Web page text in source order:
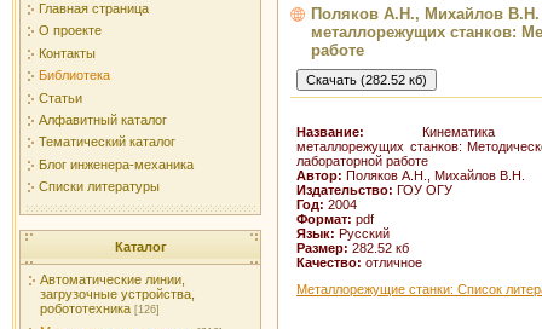
Главная страница
О проекте
Контакты
Библиотека
Статьи
Алфавитный каталог
Тематический каталог
Блог инженера-механика
Списки литературы
Каталог
Автоматические линии,
загрузочные устройства,
робототехника [126]
Поляков А.Н., Михайлов В.Н.
металлорежущих станков:
работе
Название: Кинематика
металлорежущих станков:
лабораторной работе
Автор: Поляков А.Н., Михайлов В.Н.
Издательство: ГОУ ОГУ
Год: 2004
Формат: pdf
Язык: Русский
Размер: 282.52 кб
Качество: отличное
Металлорежущие станки: Список